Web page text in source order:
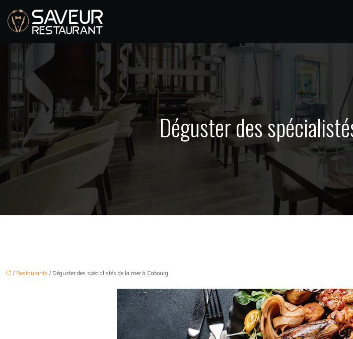
Déguster des
/ Restaurants / Déguster des spécialistés de la mer à Cabourg